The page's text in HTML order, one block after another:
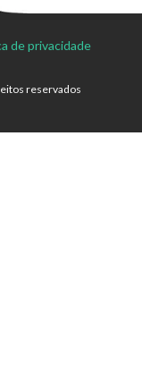
de privacidade
reservados